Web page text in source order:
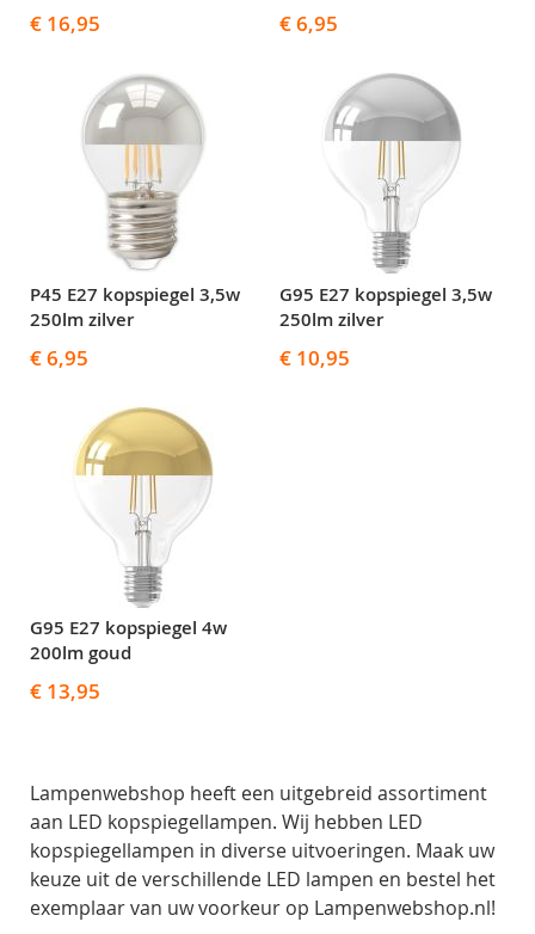
€ 16,95 € 6,95
P45 E27 kopspiegel 3,5w
250lm zilver
€ 6,95
G95 E27 kopspiegel 3,5w
250lm zilver
€ 10,95
G95 E27 kopspiegel 4w
200lm goud
€ 13,95
Lampenwebshop heeft een uitgebreid assortiment
aan LED kopspiegellampen. Wij hebben LED
kopspiegellampen in diverse uitvoeringen. Maak uw
keuze uit de verschillende LED lampen en bestel het
exemplaar van uw voorkeur op Lampenwebshop.nl!